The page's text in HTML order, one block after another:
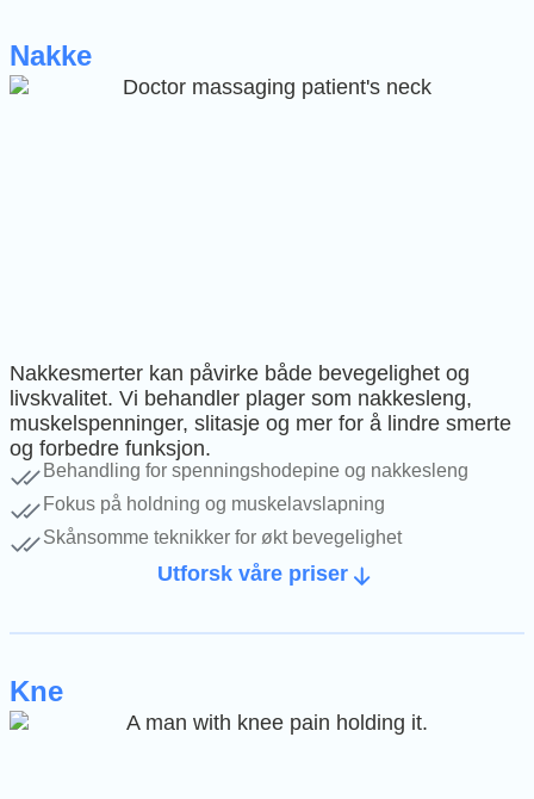
Nakke
Nakkesmerter kan påvirke både bevegelighet og
livskvalitet. Vi behandler plager som nakkesleng,
muskelspenninger, slitasje og mer for å lindre smerte
og forbedre funksjon.
Behandling for spenningshodepine og nakkesleng
Fokus på holdning og muskelavslapning
Skånsomme teknikker for økt bevegelighet
Utforsk våre priser
Kne